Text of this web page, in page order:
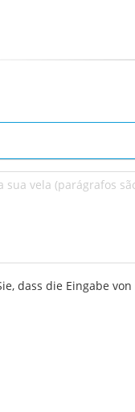
dass die Eingabe